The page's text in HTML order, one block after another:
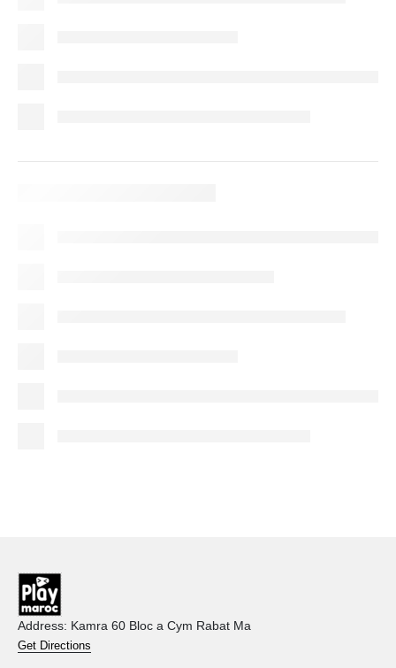
Address: Kamra 60 Bloc a Cym Rabat Ma
Get Directions